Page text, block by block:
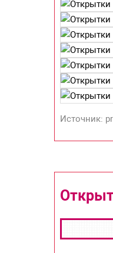
Источник: